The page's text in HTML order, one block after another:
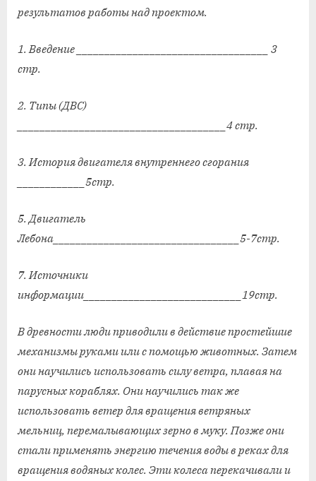
результатов работы над проектом.
1. Введение __________________________________ 3
стр.
2. Типы (ДВС)
_____________________________________4 стр.
3. История двигателя внутреннего сгорания
____________5стр.
5. Двигатель
Лебона_________________________________5-7стр.
7. Источники
информации____________________________19стр.
В древности люди приводили в действие простейшие
механизмы руками или с помощью животных. Затем
они научились использовать силу ветра, плавая на
парусных кораблях. Они научились так же
использовать ветер для вращения ветряных
мельниц, перемалывающих зерно в муку. Позже они
стали применять энергию течения воды в реках для
вращения водяных колес. Эти колеса перекачивали и